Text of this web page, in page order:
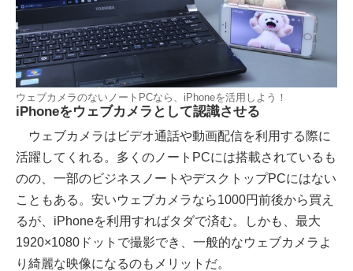
ウェブカメラのないノートPCなら、iPhoneを活用しよう！
iPhoneをウェブカメラとして認識させる
ウェブカメラはビデオ通話や動画配信を利用する際に
活躍してくれる。多くのノートPCには搭載されているも
のの、一部のビジネスノートやデスクトップPCにはない
こともある。安いウェブカメラなら1000円前後から買え
るが、iPhoneを利用すればタダで済む。しかも、最大
1920×1080ドットで撮影でき、一般的なウェブカメラよ
り綺麗な映像になるのもメリットだ。